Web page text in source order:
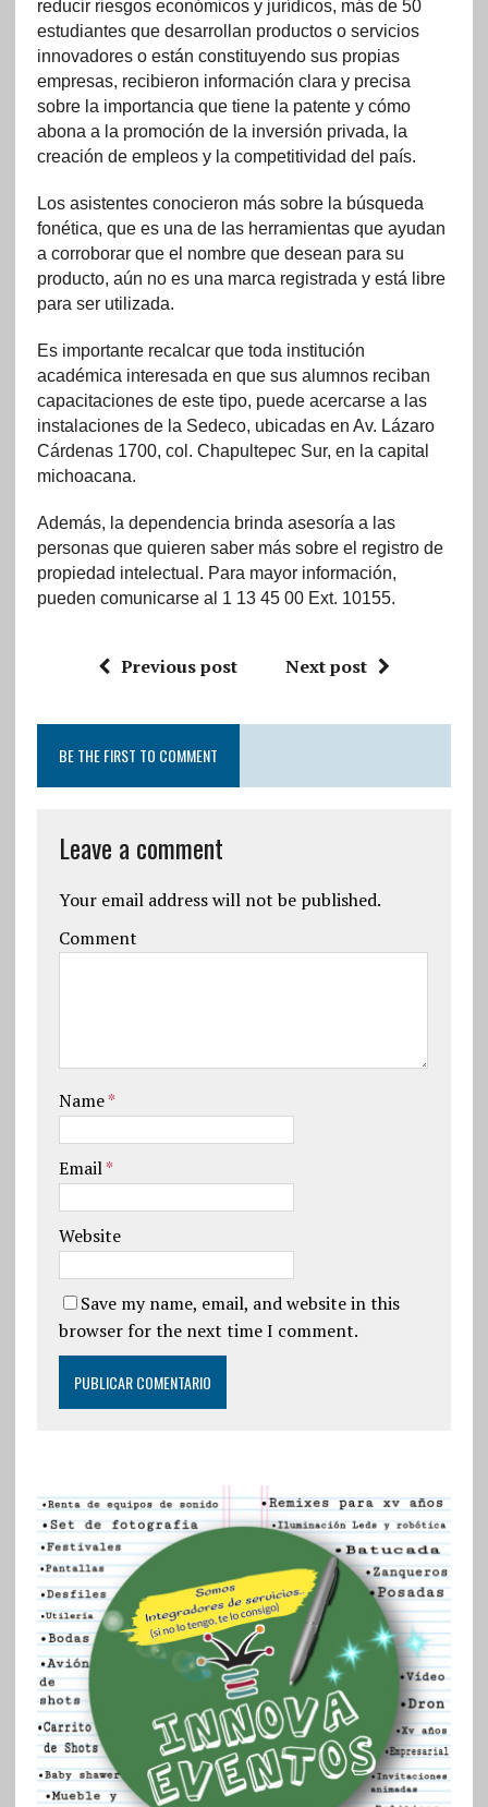
reducir riesgos económicos y jurídicos, más de 50
estudiantes que desarrollan productos o servicios
innovadores o están constituyendo sus propias
empresas, recibieron información clara y precisa
sobre la importancia que tiene la patente y cómo
abona a la promoción de la inversión privada, la
creación de empleos y la competitividad del país.
Los asistentes conocieron más sobre la búsqueda
fonética, que es una de las herramientas que ayudan
a corroborar que el nombre que desean para su
producto, aún no es una marca registrada y está libre
para ser utilizada.
Es importante recalcar que toda institución
académica interesada en que sus alumnos reciban
capacitaciones de este tipo, puede acercarse a las
instalaciones de la Sedeco, ubicadas en Av. Lázaro
Cárdenas 1700, col. Chapultepec Sur, en la capital
michoacana.
Además, la dependencia brinda asesoría a las
personas que quieren saber más sobre el registro de
propiedad intelectual. Para mayor información,
pueden comunicarse al 1 13 45 00 Ext. 10155.
Previous post Next post
BE THE FIRST TO COMMENT
Leave a comment
Your email address will not be published.
Comment
Name*
Email*
Website
Save my name, email, and website in this
browser for the next time I comment.